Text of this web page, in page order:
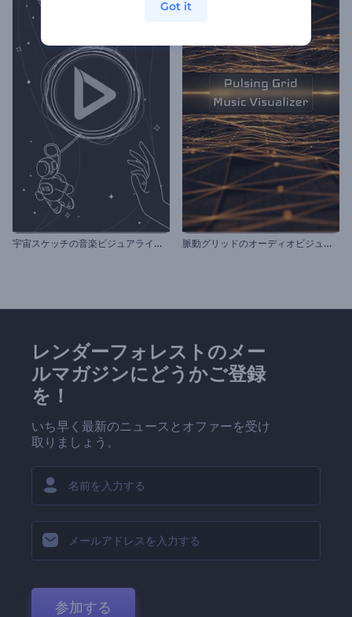
宇
宙スケッチの音楽ビジュアライザー 脈
動グリッドのオーディオビジュアライザー
レンダーフォレストのメー
ルマガジンにどうかご登録
を！
いち早く最新のニュースとオファーを受け
取りましょう。
参加する
Got it